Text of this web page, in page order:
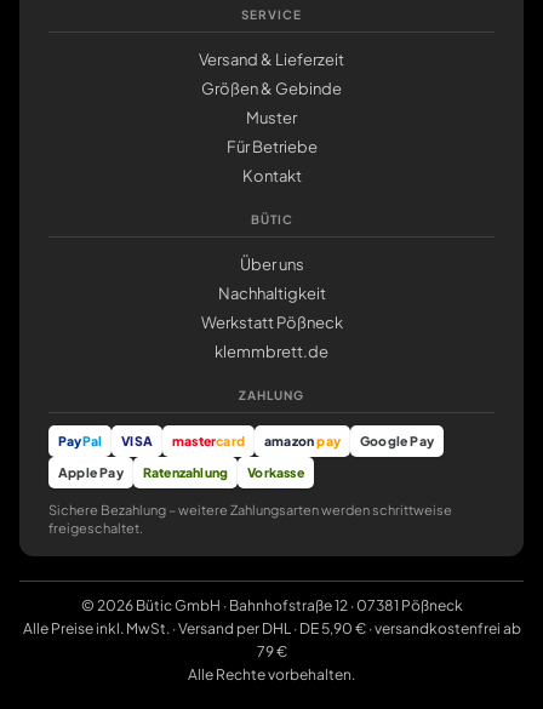
SERVICE
Versand & Lieferzeit
Größen & Gebinde
Muster
Für Betriebe
Kontakt
BÜTIC
Über uns
Nachhaltigkeit
Werkstatt Pößneck
klemmbrett.de
ZAHLUNG
PayPal VISA mastercard amazonpay
Google Pay
Apple Pay
Ratenzahlung Vorkasse
Sichere Bezahlung – weitere Zahlungsarten werden schrittweise
freigeschaltet.
© 2026 Bütic GmbH · Bahnhofstraße 12 · 07381 Pößneck
Alle Preise inkl. MwSt. · Versand per DHL · DE 5,90 € · versandkostenfrei ab
79 €
Alle Rechte vorbehalten.